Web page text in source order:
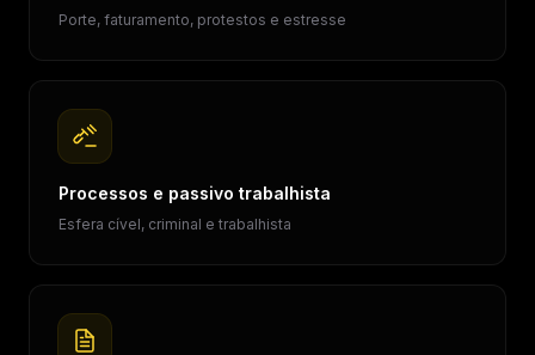
Porte, faturamento, protestos e estresse
Processos e passivo trabalhista
Esfera cível, criminal e trabalhista